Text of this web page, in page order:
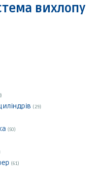
вихлопу
(29)
(50)
(61)